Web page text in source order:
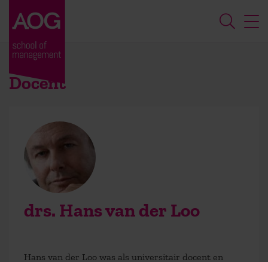
Docent
drs. Hans van der Loo
Hans van der Loo was als universitair docent en